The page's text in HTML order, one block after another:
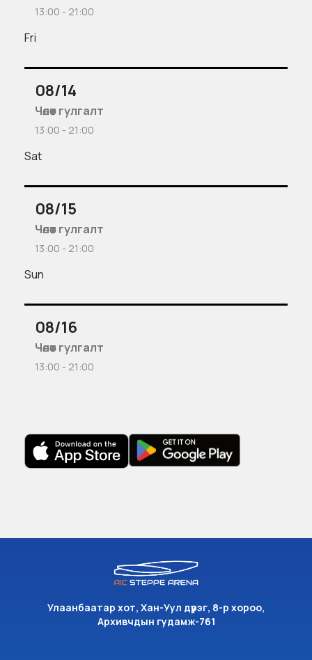
13:00 - 21:00
Fri
08/14
Чөлөөт гулгалт
13:00 - 21:00
Sat
08/15
Чөлөөт гулгалт
13:00 - 21:00
Sun
08/16
Чөлөөт гулгалт
13:00 - 21:00
Улаанбаатар хот, Хан-Уул дүүрэг, 8-р хороо,
Архивчдын гудамж-761